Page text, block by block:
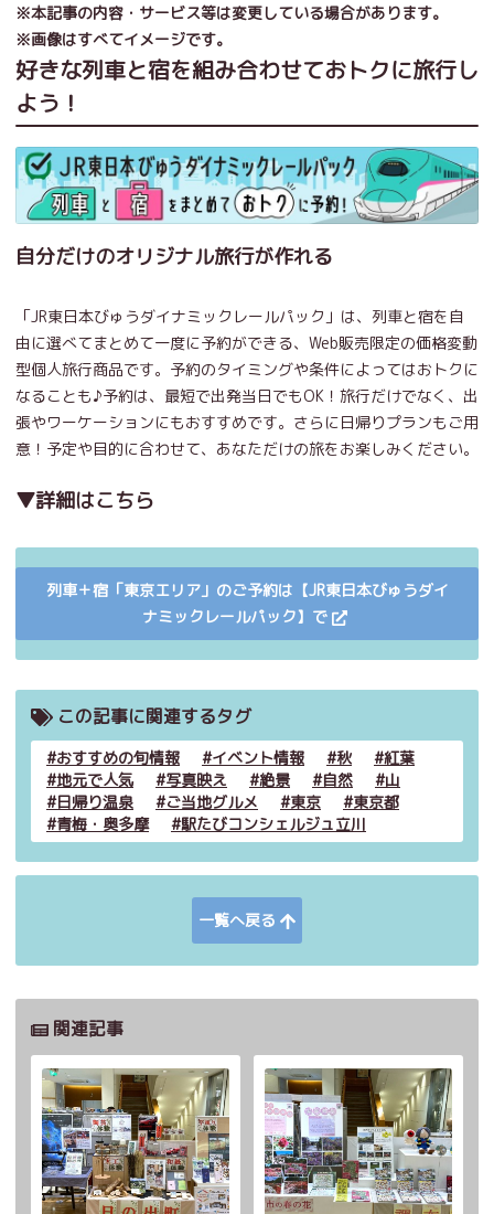
※本記事の内容・サービス等は変更している場合があります。
※画像はすべてイメージです。
好きな列車と宿を組み合わせておトクに旅行し
よう！
自分だけのオリジナル旅行が作れる
「JR東日本びゅうダイナミックレールパック」は、列車と宿を自
由に選べてまとめて一度に予約ができる、Web販売限定の価格変動
型個人旅行商品です。予約のタイミングや条件によってはおトクに
なることも♪予約は、最短で出発当日でもOK！旅行だけでなく、出
張やワーケーションにもおすすめです。さらに日帰りプランもご用
意！予定や目的に合わせて、あなただけの旅をお楽しみください。
▼詳細はこちら
列車＋宿「東京エリア」のご予約は【JR東日本びゅうダイ
ナミックレールパック】で
この記事に関連するタグ
おすすめの旬情報 イベント情報 秋
紅葉
地元で人気
写真映え 絶景 自然
山
日帰り温泉
ご当地グルメ 東京
東京都
青梅・奥多摩
駅たびコンシェルジュ立川
一覧へ戻る
関連記事